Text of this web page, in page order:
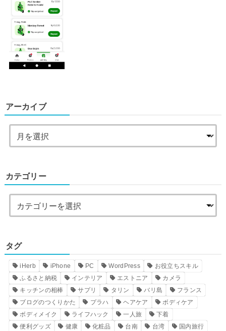
アーカイブ
カテゴリー
タグ
iHerb iPhone PC WordPress
お役立ちスキル
ふるさと納税
インテリア エストニア
カメラ
キッチンの相棒
サプリ タリン バリ島
フランス
ブログのつくりかた
プラハ ヘアケア
ボディケア
ボディメイク
ライフハック 一人旅
下着
便利グッズ
健康 化粧品 台南 台湾 国内旅行